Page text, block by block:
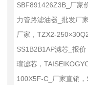
SBF891426Z3B_厂家
力管路滤油器_批发厂
厂家，TZX2-
SS1B2B1AP滤芯_报
瑄滤芯，
100X5F-C_厂家直销